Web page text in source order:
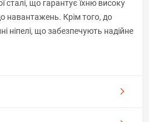
сталі, що гарантує їхню високу
до навантажень. Крім того, до
ніпелі, що забезпечують надійне